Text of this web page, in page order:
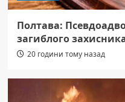
Полтава:
загиблого
20 години тому назад